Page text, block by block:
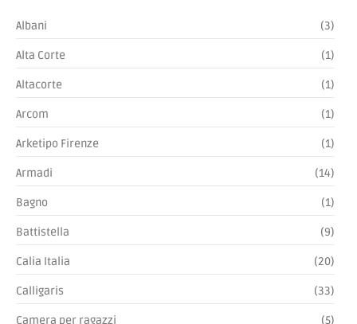
Albani (3)
Alta Corte (1)
Altacorte (1)
Arcom (1)
Arketipo Firenze (1)
Armadi (14)
Bagno (1)
Battistella (9)
Calia Italia (20)
Calligaris (33)
Camera per ragazzi (5)